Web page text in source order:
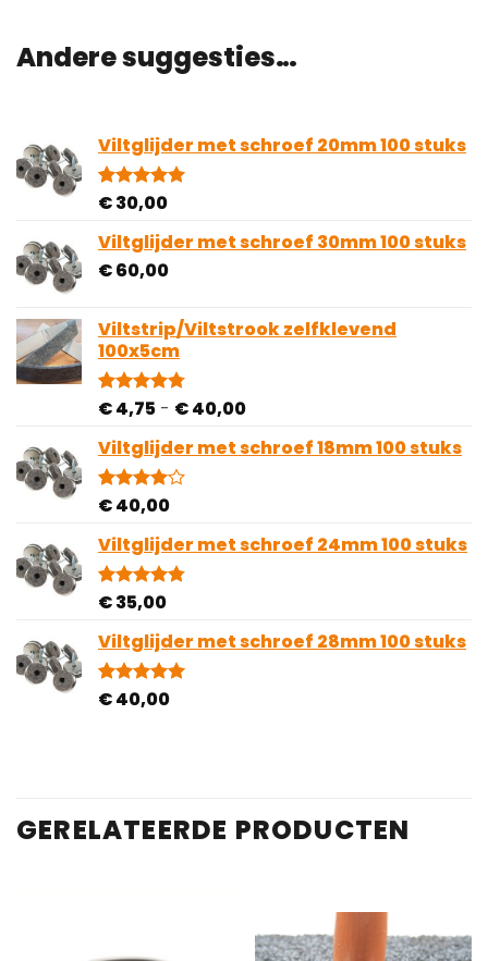
Andere suggesties…
Viltglijder met schroef 20mm 100 stuks
Gewaardeerd
gebaseerd
op
6
klantbeoordelingen
€30,00
Viltglijder met schroef 30mm 100 stuks
€60,00
Viltstrip/Viltstrook zelfklevend
100x5cm
Gewaardeerd
gebaseerd
op
81
klantbeoordelingen
€4,75 - €40,00Prijsklasse:
tot
Viltglijder met schroef 18mm 100 stuks
Gewaardeerd
5
gebaseerd
op
1
€40,00
Viltglijder met schroef 24mm 100 stuks
Gewaardeerd
gebaseerd
op
4
klantbeoordelingen
€35,00
Viltglijder met schroef 28mm 100 stuks
Gewaardeerd
2
€40,00
GERELATEERDE PRODUCTEN